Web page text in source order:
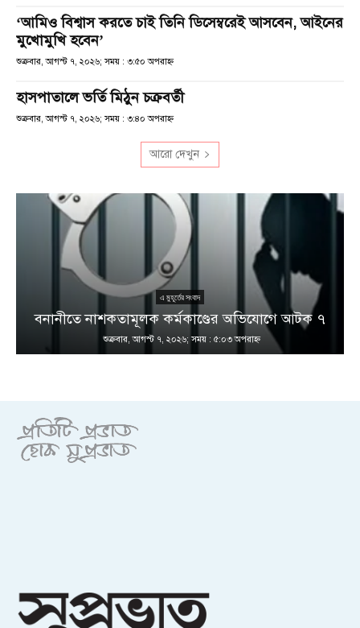
‘আমিও বিশ্বাস করতে চাই তিনি ডিসেম্বরেই আসবেন, আইনের
মুখোমুখি হবেন’
শুক্রবার, আগস্ট ৭, ২০২৬; সময় : ৩:৫০ অপরাহ্ণ
হাসপাতালে ভর্তি মিঠুন চক্রবর্তী
শুক্রবার, আগস্ট ৭, ২০২৬; সময় : ৩:৪০ অপরাহ্ণ
আরো দেখুন
এ মুহূর্তের সংবাদ
বনানীতে নাশকতামূলক কর্মকাণ্ডের অভিযোগে আটক ৭
শুক্রবার, আগস্ট ৭, ২০২৬; সময় : ৫:০৩ অপরাহ্ণ